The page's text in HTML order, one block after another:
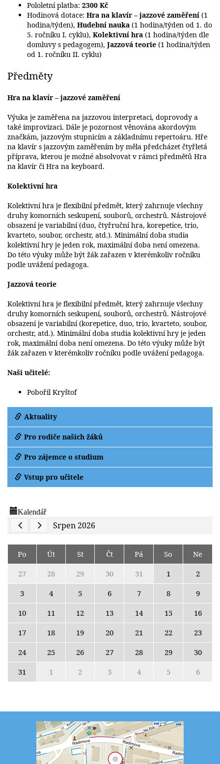
Aktuality
Pro rodiče našich žáků
Pro zájemce o studium
Vstup pro učitele
Kalendář
Previous Calendar
Next Calendar
Srpen 2026
Po Út St Čt Pá So
Ne
27
28 29 30 31 1
2
3
4 5 6 7 8
9
10
11 12 13 14 15
16
17
18 19 20 21 22
23
24
25 26 27 28 29
30
31
1 2 3 4 5 6
Pololetní platba: 2300 Kč
Hodinová dotace: Hra na klavír – jazzové zaměření (1
hodina/týden), Hudební nauka (1 hodina/týden od 1. do
5. ročníku I. cyklu), Kolektivní hra (1 hodina/týden dle
domluvy s pedagogem), Jazzová teorie (1 hodina/týden
od 1. ročníku II. cyklu)
Předměty
Hra na klavír – jazzové zaměření
Výuka je zaměřena na jazzovou interpretaci, doprovody a
také improvizaci. Dále je pozornost věnována akordovým
značkám, jazzovým stupnicím a základnímu repertoáru. Hře
na klavír s jazzovým zaměřením by měla předcházet čtyřletá
příprava, kterou je možné absolvovat v rámci předmětů Hra
na klavír či Hra na keyboard.
Kolektivní hra
Kolektivní hra je flexibilní předmět, který zahrnuje všechny
druhy komorních seskupení, souborů, orchestrů. Nástrojové
obsazení je variabilní (duo, čtyřruční hra, korepetice, trio,
kvarteto, soubor, orchestr, atd.). Minimální doba studia
kolektivní hry je jeden rok, maximální doba není omezena.
Do této výuky může být žák zařazen v kterémkoliv ročníku
podle uvážení pedagoga.
Jazzová teorie
Kolektivní hra je flexibilní předmět, který zahrnuje všechny
druhy komorních seskupení, souborů, orchestrů. Nástrojové
obsazení je variabilní (korepetice, duo, trio, kvarteto, soubor,
orchestr, atd.). Minimální doba studia kolektivní hry je jeden
rok, maximální doba není omezena. Do této výuky může být
žák zařazen v kterémkoliv ročníku podle uvážení pedagoga.
Naši učitelé:
Pobořil Kryštof